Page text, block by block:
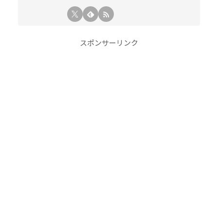
スポンサーリンク